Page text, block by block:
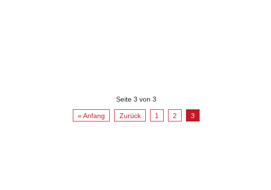
Seite 3 von 3
« Anfang Zurück 1 2 3